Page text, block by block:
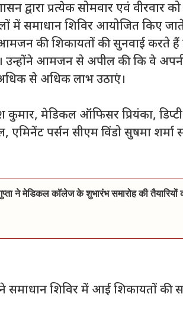
द्वारा प्रत्येक सोमवार एवं
में समाधान शिविर आयोजित किए जाते
की शिकायतों की सुनवाई करते
उन्होंने आमजन से अपील की कि वे
से अधिक लाभ उठाएं।
मेडिकल ऑफिसर प्रियंका,
एमिनेंट पर्सन सीएम विंडो सुषमा शर्मा
ने मेडिकल कॉलेज के शुभारंभ समारोह की तैयारियों
समाधान शिविर में आई शिकायतों की